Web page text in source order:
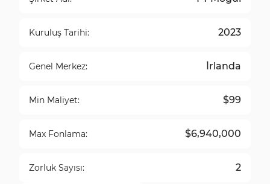
Kuruluş Tarihi: 2023
Genel Merkez: İrlanda
Min Maliyet: $99
Max Fonlama: $6,940,000
Zorluk Sayısı: 2